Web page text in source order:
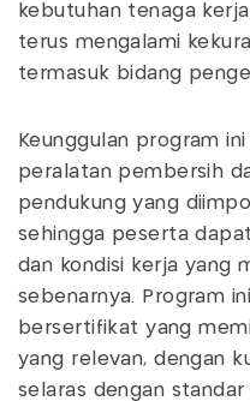
kebutuhan tenaga
terus mengalami
termasuk bidang
Keunggulan program
peralatan pembersih
pendukung yang
sehingga peserta
dan kondisi kerja yang
sebenarnya. Program
bersertifikat yang
yang relevan, dengan
selaras dengan standar